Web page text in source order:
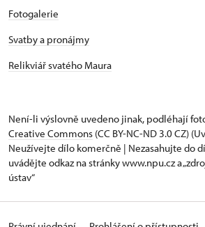
Fotogalerie
Svatby a pronájmy
Relikviář svatého Maura
Není-li výslovně uvedeno jinak, podléhají
Creative Commons (CC BY-NC-ND 3.0 CZ)
Neužívejte dílo komerčně | Nezasahujte do
uvádějte odkaz na stránky www.npu.cz a
ústav“